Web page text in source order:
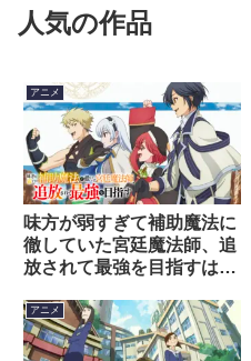
人気の作品
アニメ
味方が弱すぎて補助魔法に
徹していた宮廷魔法師、追
放されて最強を目指すはど
きる動画配信サービスを紹
介！
アニメ